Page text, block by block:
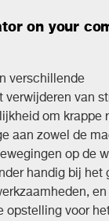
on your
verschillende
van
om krappe
aan zowel de
op de
handig bij het
en
opstelling voor